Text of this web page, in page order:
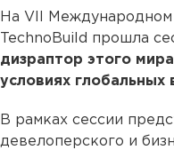
На VII
TechnoBuild прошла
дизраптор этого
условиях глобальных
В рамках сессии
девелоперского и